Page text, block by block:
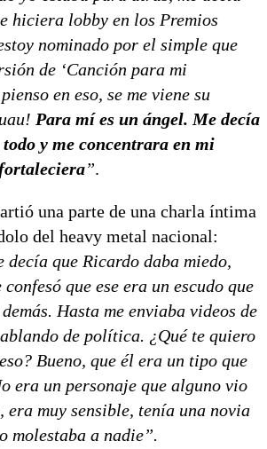
hiciera lobby en los Premios
nominado por el simple que
de ‘Canción para mi
en eso, se me viene su
Para mí es un ángel. Me decía
y me concentrara en mi
”.
una parte de una charla íntima
del heavy metal nacional:
decía que Ricardo daba miedo,
que ese era un escudo que
Hasta me enviaba videos de
de política. ¿Qué te quiero
Bueno, que él era un tipo que
era un personaje que alguno vio
era muy sensible, tenía una novia
molestaba a nadie”.